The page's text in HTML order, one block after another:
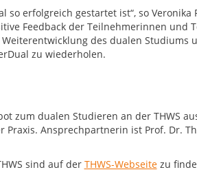
so erfolgreich gestartet ist“, so
Feedback der Teilnehmerinnen und
des dualen Studiums
zu wiederholen.
zum dualen Studieren an der THWS
Ansprechpartnerin ist Prof. Dr.
sind auf der THWS-Webseitezu